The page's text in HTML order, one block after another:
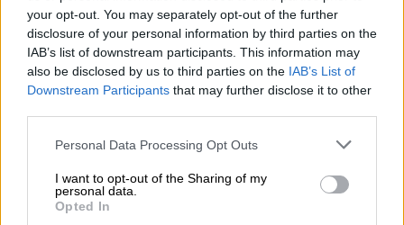
your opt-out. You may separately opt-out of the further
disclosure of your personal information by third parties on the
IAB’s list of downstream participants. This information may
also be disclosed by us to third parties on the IAB’s List of
Downstream Participants that may further disclose it to other
Personal Data Processing Opt Outs
I want to opt-out of the Sharing of my
personal data.
Opted In
OPINIONES DIVERSAS
¿La ciudadanía de Occidente es
Por Álvaro Frutos Rosado y Gabinete Geopolítica de
Suelta y confía